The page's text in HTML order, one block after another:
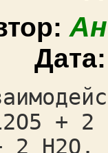
+ 2
+ 2